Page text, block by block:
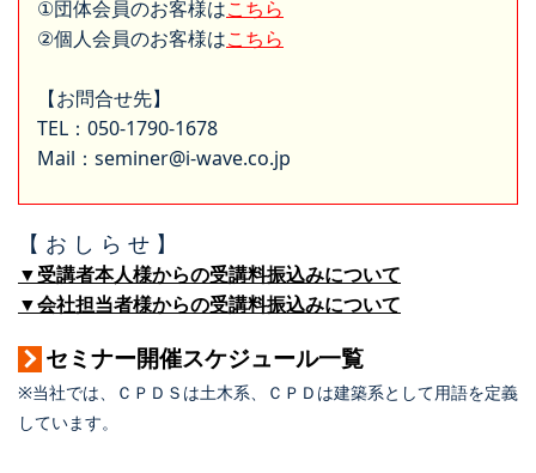
①団体会員のお客様はこちら
②個人会員のお客様はこちら
【お問合せ先】
TEL：050-1790-1678
Mail：seminer@i-wave.co.jp
【 お し ら せ 】
▼受講者本人様からの受講料振込みについて
▼会社担当者様からの受講料振込みについて
セミナー開催スケジュール一覧
※当社では、ＣＰＤＳは土木系、ＣＰＤは建築系として用語を定義
しています。